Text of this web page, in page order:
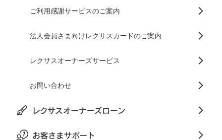
ご利用感謝サービスのご案内
法人会員さま向けレクサスカードのご案内
レクサスオーナーズサービス
お問い合わせ
レクサスオーナーズローン
お客さまサポート